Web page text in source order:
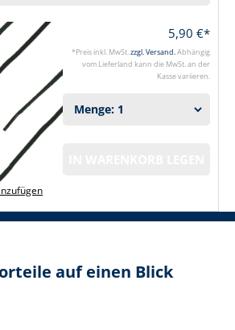
5,90 €*
*Preis inkl. MwSt. zzgl. Versand. Abhängig
vom Lieferland kann die MwSt. an der
Kasse variieren.
auf einen Blick